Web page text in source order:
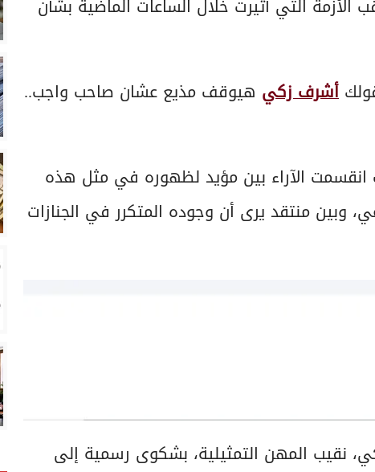
التي أثيرت خلال الساعات الماضية بشأن
أشرف زكي هيوقف مذيع عشان صاحب واجب..
انقسمت الآراء بين مؤيد لظهوره في مثل هذه
وبين منتقد يرى أن وجوده المتكرر في الجنازات
نقيب المهن التمثيلية، بشكوى رسمية إلى